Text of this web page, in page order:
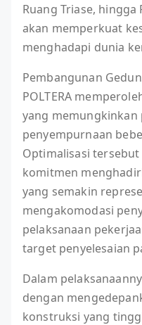
Ruang Triase,
akan memperkuat
menghadapi dunia
Pembangunan
POLTERA
yang
penyempurnaan
Optimalisasi
komitmen
yang semakin
mengakomodasi
pelaksanaan
target penyelesaian
Dalam
dengan
konstruksi yang